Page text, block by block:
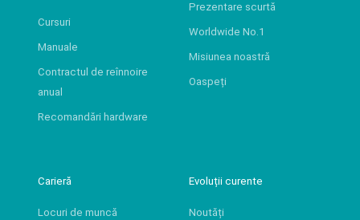
Cursuri
Manuale
Contractul de reînnoire
anual
Recomandări hardware
Prezentare scurtă
Worldwide No.1
Misiunea noastră
Oaspeți
Carieră
Locuri de muncă
Evoluții curente
Noutăți